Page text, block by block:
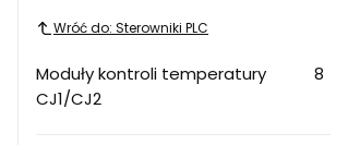
Wróć do: Sterowniki PLC
Moduły kontroli temperatury
CJ1/CJ2
8